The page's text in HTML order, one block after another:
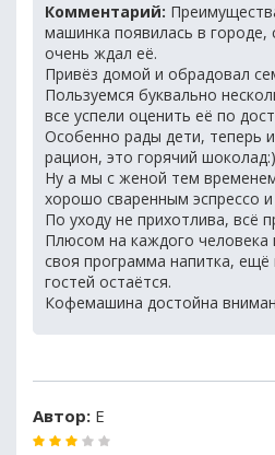
Комментарий:
машинка появилась в городе,
очень ждал её.
Привёз домой и обрадовал
Пользуемся буквально
все успели оценить её по
Особенно рады дети, теперь
рацион, это горячий
Ну а мы с женой тем
хорошо сваренным эспрессо
По уходу не прихотлива, всё
Плюсом на каждого человека
своя программа напитка, ещё
гостей остаётся.
Кофемашина достойна
Автор: Е